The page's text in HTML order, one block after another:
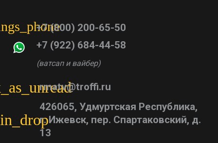
+7 (800) 200-65-50
+7 (922) 684-44-58
(ватсап и вайбер)
rmatv@troffi.ru
426065, Удмуртская Республика,
г. Ижевск, пер. Спартаковский, д.
13